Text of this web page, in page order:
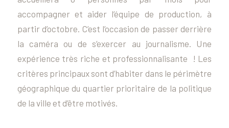
accompagner et aider l’équipe de production, à
partir d’octobre. C’est l’occasion de passer derrière
la caméra ou de s’exercer au journalisme. Une
expérience très riche et professionnalisante ! Les
critères principaux sont d’habiter dans le périmètre
géographique du quartier prioritaire de la politique
de la ville et d’être motivés.